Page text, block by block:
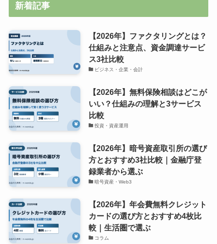
新着記事
【2026年】ファクタリングとは？
仕組みと注意点、資金調達サービ
ス3社比較
ビジネス・企業・会計
【2026年】無料保険相談はどこが
いい？仕組みの理解と3サービス
比較
投資・資産運用
【2026年】暗号資産取引所の選び
方とおすすめ3社比較｜金融庁登
録業者から選ぶ
暗号資産・Web3
【2026年】年会費無料クレジット
カードの選び方とおすすめ4枚比
較｜生活圏で選ぶ
コラム